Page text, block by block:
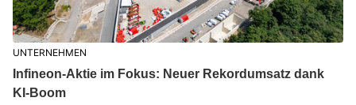
UNTERNEHMEN
Infineon-Aktie im Fokus: Neuer Rekordumsatz dank
KI-Boom